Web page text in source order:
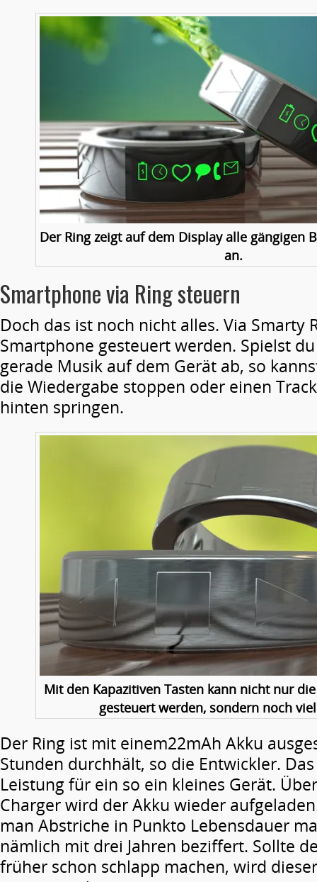
Der Ring zeigt auf dem Display alle gängigen
an.
Smartphone via Ring steuern
Doch das ist noch nicht alles. Via Smarty
Smartphone gesteuert werden. Spielst
gerade Musik auf dem Gerät ab, so
die Wiedergabe stoppen oder einen
hinten springen.
Mit den Kapazitiven Tasten kann nicht nur
gesteuert werden, sondern noch
Der Ring ist mit einem22mAh Akku
Stunden durchhält, so die Entwickler.
Leistung für ein so ein kleines Gerät.
Charger wird der Akku wieder
man Abstriche in Punkto Lebensdauer
nämlich mit drei Jahren beziffert. Sollte
früher schon schlapp machen, wird